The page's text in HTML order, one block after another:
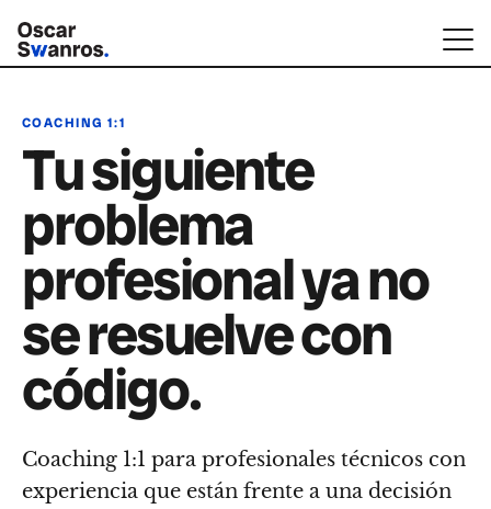
COACHING 1:1
Tu siguiente
problema
profesional ya no
se resuelve con
código.
Coaching 1:1 para profesionales técnicos con
experiencia que están frente a una decisión